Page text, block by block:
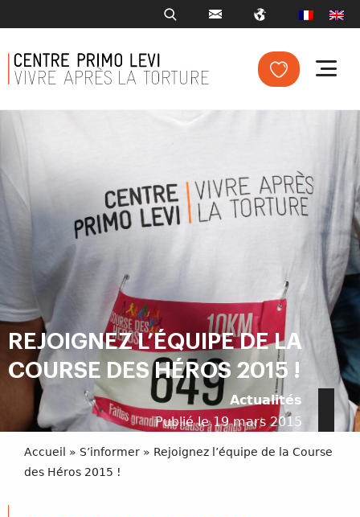
REJOIGNEZ L’ÉQUIPE DE LA
COURSE DES HÉROS 2015 !
Actualités
Publié le 19 mars 2015
Accueil » S’informer » Rejoignez l’équipe de la Course
des Héros 2015 !